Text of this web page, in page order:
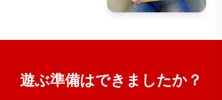
遊ぶ準備はできましたか？